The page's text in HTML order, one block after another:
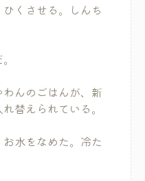
くさせる。しんち
んのごはんが、新
替えられている。
水をなめた。冷た